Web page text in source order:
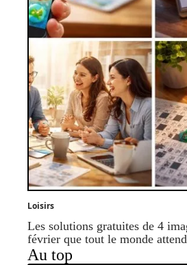
Loisirs
Les solutions gratuites de 4
février que tout le monde attend
Au top